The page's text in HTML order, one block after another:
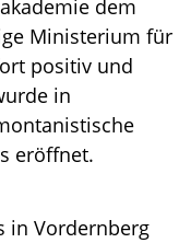
dem
Ministerium für
positiv und
in
eröffnet.
in Vordernberg